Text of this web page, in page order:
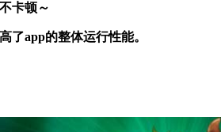
卡顿～
了app的整体运行性能。